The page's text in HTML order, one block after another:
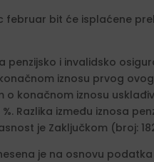
februar bit će isplaćene
penzijsko i invalidsko
iznosu prvog
o konačnom iznosu
Razlika između iznosa
je Zaključkom (broj:
je na osnovu